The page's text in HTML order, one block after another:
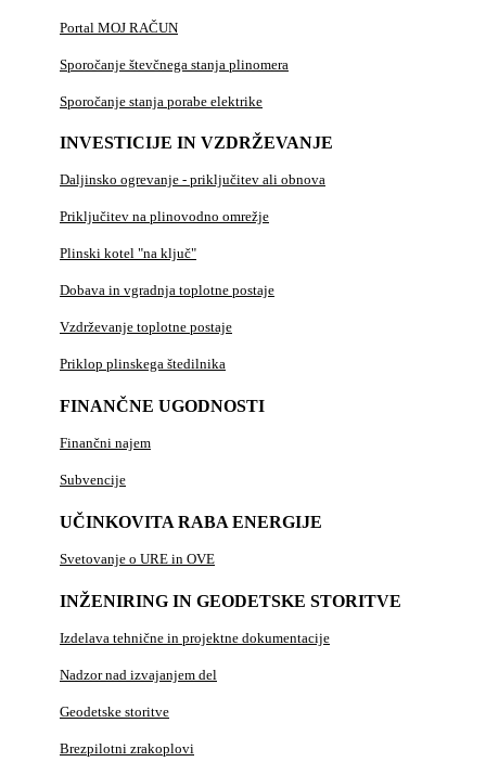
Portal MOJ RAČUN
Sporočanje števčnega stanja plinomera
Sporočanje stanja porabe elektrike
INVESTICIJE IN VZDRŽEVANJE
Daljinsko ogrevanje - priključitev ali obnova
Priključitev na plinovodno omrežje
Plinski kotel "na ključ"
Dobava in vgradnja toplotne postaje
Vzdrževanje toplotne postaje
Priklop plinskega štedilnika
FINANČNE UGODNOSTI
Finančni najem
Subvencije
UČINKOVITA RABA ENERGIJE
Svetovanje o URE in OVE
INŽENIRING IN GEODETSKE STORITVE
Izdelava tehnične in projektne dokumentacije
Nadzor nad izvajanjem del
Geodetske storitve
Brezpilotni zrakoplovi